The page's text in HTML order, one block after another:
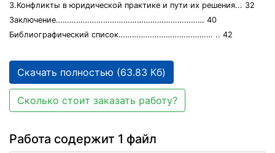
3.Конфликты в юридической практике и пути их решения... 32
Заключение………………………………………………………… 40
Библиографический список…………………………………… .. 42
Скачать полностью (63.83 Кб)
Сколько стоит заказать работу?
Работа содержит 1 файл